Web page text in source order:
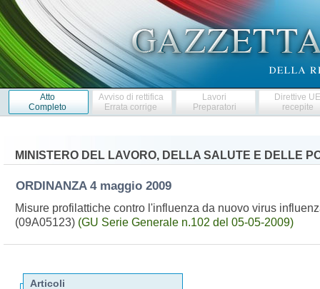
Atto
Completo
Avviso di rettifica
Errata corrige
Lavori
Preparatori
Direttive
recepite
MINISTERO DEL LAVORO, DELLA SALUTE E DELLE
ORDINANZA 4 maggio 2009
Misure profilattiche contro l'influenza da nuovo virus
(09A05123) (GU Serie Generale n.102 del 05-05-2009)